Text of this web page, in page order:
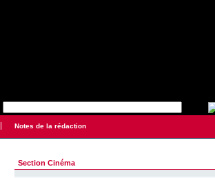
Notes de la rédaction
Section Cinéma